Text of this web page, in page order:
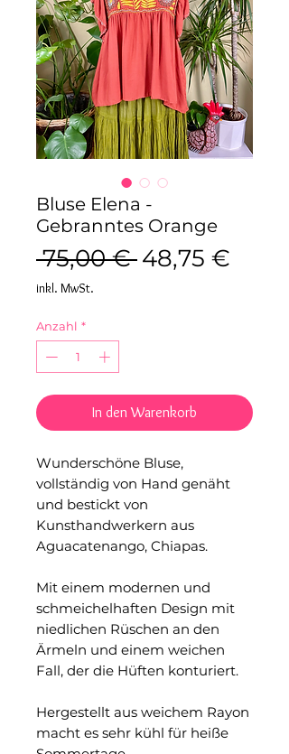
Bluse Elena -
Gebranntes Orange
75,00 € Standardpreis
48,75 €
inkl. MwSt.
Anzahl *
In den Warenkorb
Wunderschöne Bluse,
vollständig von Hand genäht
und bestickt von
Kunsthandwerkern aus
Aguacatenango, Chiapas.
Mit einem modernen und
schmeichelhaften Design mit
niedlichen Rüschen an den
Ärmeln und einem weichen
Fall, der die Hüften konturiert.
Hergestellt aus weichem Rayon
macht es sehr kühl für heiße